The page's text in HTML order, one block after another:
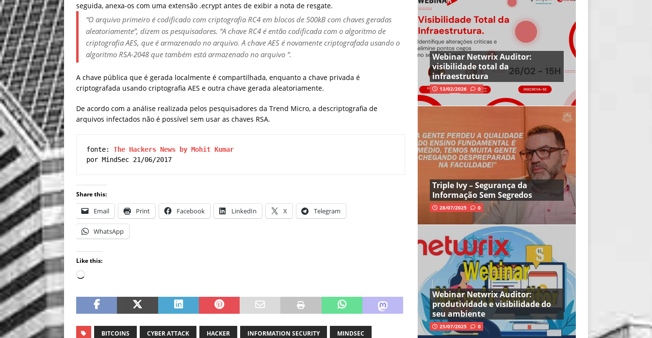
seguida, anexa-os com uma extensão .ecrypt antes de exibir a nota de resgate.
“O arquivo primeiro é codificado com criptografia RC4 em blocos de 500kB com chaves geradas
aleatoriamente”, dizem os pesquisadores. “A chave RC4 é então codificada com o algoritmo de
criptografia AES, que é armazenado no arquivo. A chave AES é novamente criptografada usando o
algoritmo RSA-2048 que também está armazenado no arquivo “.
A chave pública que é gerada localmente é compartilhada, enquanto a chave privada é
criptografada usando criptografia AES e outra chave gerada aleatoriamente.
De acordo com a análise realizada pelos pesquisadores da Trend Micro, a descriptografia de
arquivos infectados não é possível sem usar as chaves RSA.
fonte: The Hackers News by Mohit Kumar
por MindSec 21/06/2017
Share this:
Email Print Facebook LinkedIn X Telegram
WhatsApp
Like this:
BITCOINS CYBER ATTACK HACKER INFORMATION SECURITY MINDSEC
Webinar Netwrix Auditor:
visibilidade total da
infraestrutura
13/02/2026 0
Triple Ivy – Segurança da
Informação Sem Segredos
28/07/2025 0
Webinar Netwrix Auditor:
produtividade e visibilidade do
seu ambiente
25/07/2025 0